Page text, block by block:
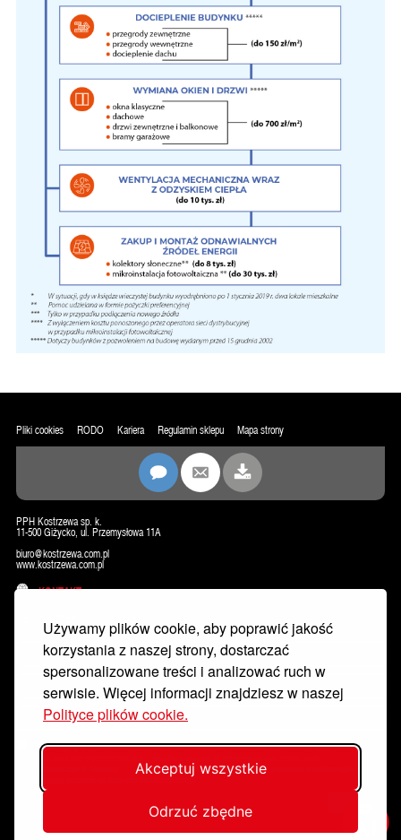
Używamy plików cookie, aby poprawić jakość
korzystania z naszej strony, dostarczać
spersonalizowane treści i analizować ruch w
serwisie. Więcej informacji znajdziesz w naszej
Polityce plików cookie.
Akceptuj wszystkie
Odrzuć zbędne
Pliki cookies RODO Kariera Regulamin sklepu Mapa strony
PPH Kostrzewa sp. k.
11-500 Giżycko, ul. Przemysłowa 11A
biuro@kostrzewa.com.pl
www.kostrzewa.com.pl
KONTAKT
Wyrażam zgodę na przetwarzanie moich danych osobowych w celu dostarczania mi newslettera, w tym informacji
Politykę prywatności. Zostałem poinformowany/a o możliwości wycofania zgody w każdej
chwili wysyłając informację na adres rodo@kostrzewa.com.pl